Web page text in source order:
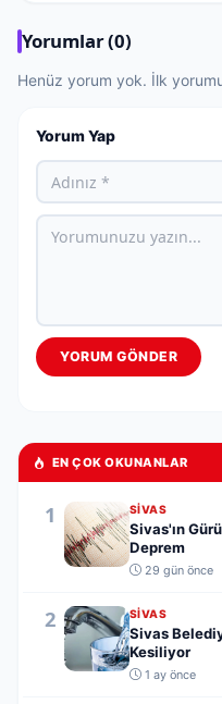
Yorumlar (0)
Henüz yorum yok. İlk
Yorum Yap
YORUM GÖNDER
EN ÇOK OKUNANLAR
1 SIVAS
Sivas'ın
Deprem
29 gün önce
2 SIVAS
Sivas
Kesiliyor
1 ay önce